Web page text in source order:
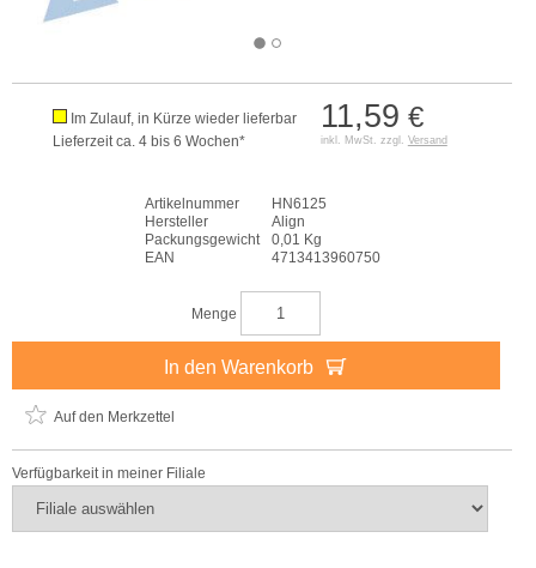
11,59 €
inkl. MwSt. zzgl. Versand
Im Zulauf, in Kürze wieder lieferbar
Lieferzeit ca. 4 bis 6 Wochen*
Artikelnummer
HN6125
Hersteller
Align
Packungsgewicht
0,01 Kg
EAN
4713413960750
Menge
In den Warenkorb
Auf den Merkzettel
Verfügbarkeit in meiner Filiale